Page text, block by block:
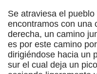
Se atraviesa el
encontramos con una
derecha, un camino
es por este camino
dirigiéndose hacia un
sur el cual deja un